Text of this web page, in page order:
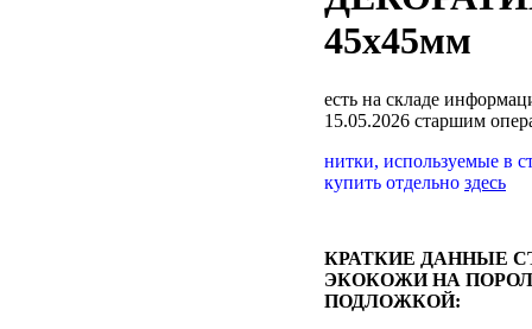
45х45мм
есть на складе
15.05.2026 старшим
нитки, используемые в
купить отдельно здесь
КРАТКИЕ ДАННЫЕ
ЭКОКОЖИ НА
ПОДЛОЖКОЙ: